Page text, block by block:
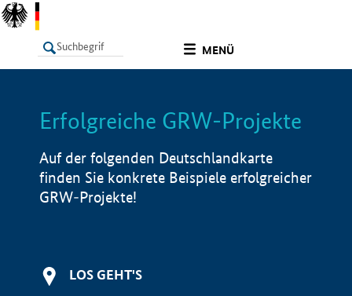
MENÜ
LISTE Info
Erfolgreiche GRW-Projekte
Auf der folgenden Deutschlandkarte
finden Sie konkrete Beispiele erfolgreicher
GRW-Projekte!
LOS GEHT'S